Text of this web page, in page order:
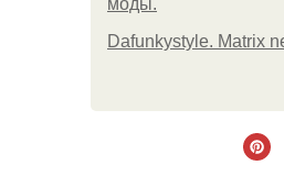
моды.
Dafunkystyle. Matrix